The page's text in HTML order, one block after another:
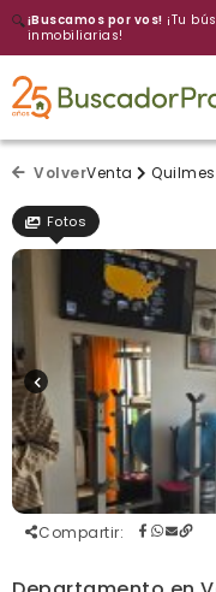
🔍¡Buscamos por vos! ¡Tu
inmobiliarias!
VolverVenta Quilmes
Fotos
Compartir: